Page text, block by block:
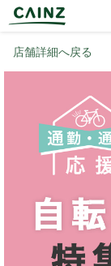
店舗詳細へ戻る